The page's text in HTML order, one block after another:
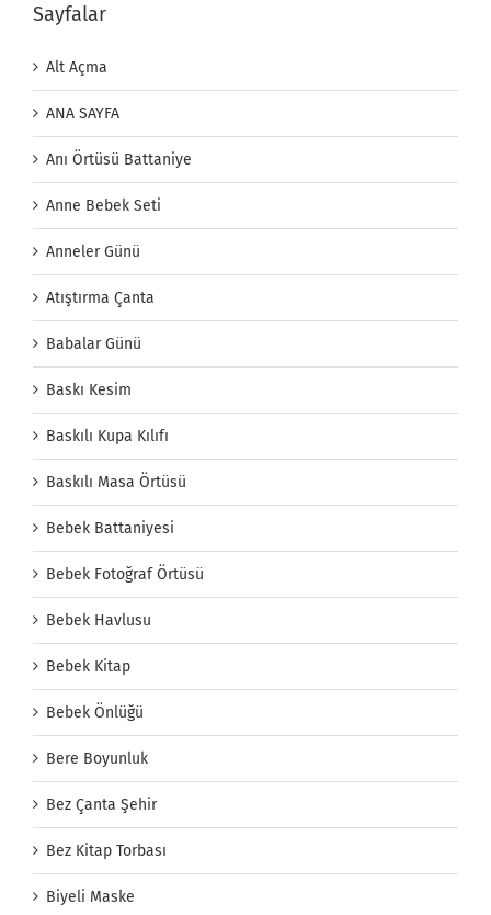
Sayfalar
Alt Açma
ANA SAYFA
Anı Örtüsü Battaniye
Anne Bebek Seti
Anneler Günü
Atıştırma Çanta
Babalar Günü
Baskı Kesim
Baskılı Kupa Kılıfı
Baskılı Masa Örtüsü
Bebek Battaniyesi
Bebek Fotoğraf Örtüsü
Bebek Havlusu
Bebek Kitap
Bebek Önlüğü
Bere Boyunluk
Bez Çanta Şehir
Bez Kitap Torbası
Biyeli Maske